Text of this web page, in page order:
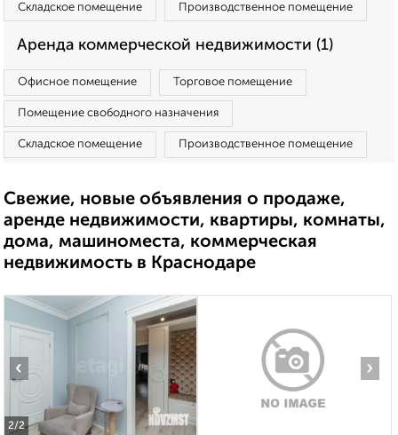
Складское помещение Производственное помещение
Аренда коммерческой недвижимости (1)
Офисное помещение Торговое помещение
Помещение свободного назначения
Складское помещение Производственное помещение
Свежие, новые объявления о продаже,
аренде недвижимости, квартиры, комнаты,
дома, машиноместа, коммерческая
недвижимость в Краснодаре
2/2
‹ ›